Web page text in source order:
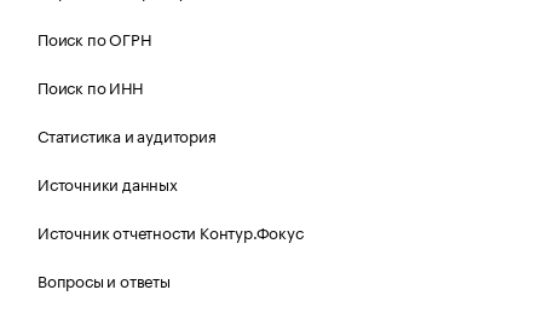
Поиск по ОГРН
Поиск по ИНН
Статистика и аудитория
Источники данных
Источник отчетности Контур.Фокус
Вопросы и ответы